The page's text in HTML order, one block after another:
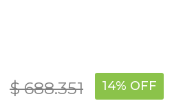
$ 688.351 14% OFF